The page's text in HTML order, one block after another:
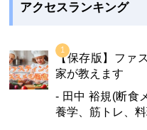
アクセスランキング
【保存版】ファ
家が教えます
- 田中 裕規(断食
養学、筋トレ、